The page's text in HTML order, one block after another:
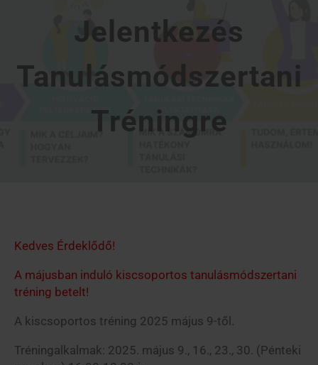
Jelentkezés
Tanulásmódszertani
Tréningre
Kedves Érdeklődő!
A májusban induló kiscsoportos tanulásmódszertani
tréning betelt!
A kiscsoportos tréning 2025 május 9-től.
Tréningalkalmak: 2025. május 9., 16., 23., 30. (Pénteki